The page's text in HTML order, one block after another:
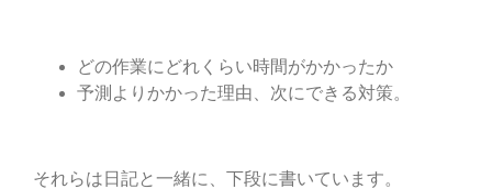
どの作業にどれくらい時間がかかったか
予測よりかかった理由、次にできる対策。
それらは日記と一緒に、下段に書いています。